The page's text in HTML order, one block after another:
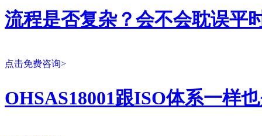
流程是否复杂？会不会耽误平
点击免费咨询>
OHSAS18001跟ISO体系一样